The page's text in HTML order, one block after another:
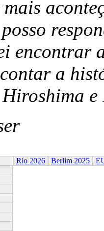
encontrar
a
e
Rio 2026 Berlim 2025